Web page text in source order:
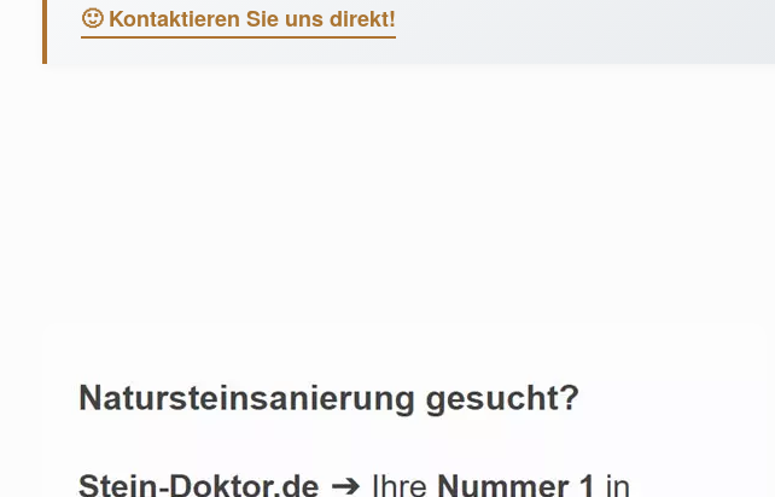
🙂 Kontaktieren Sie uns direkt!